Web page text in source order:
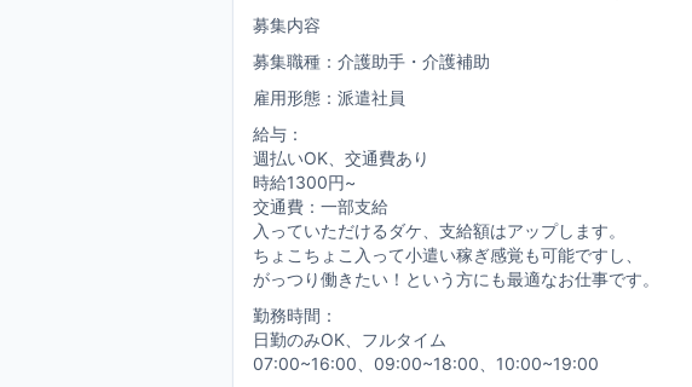
募集内容
募集職種：介護助手・介護補助
雇用形態：派遣社員
給与：
週払いOK、交通費あり
時給1300円~
交通費：一部支給
入っていただけるダケ、支給額はアップします。
ちょこちょこ入って小遣い稼ぎ感覚も可能ですし、
がっつり働きたい！という方にも最適なお仕事です。
勤務時間：
日勤のみOK、フルタイム
07:00~16:00、09:00~18:00、10:00~19:00